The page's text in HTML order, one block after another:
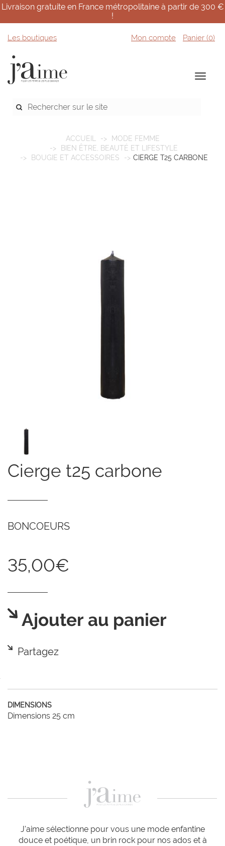
Livraison gratuite en France métropolitaine à partir de 300 €
!
Les boutiques Mon compte Panier (0)
ACCUEIL
MODE FEMME
BIEN ÊTRE, BEAUTÉ ET LIFESTYLE
BOUGIE ET ACCESSOIRES
CIERGE T25 CARBONE
cierge t25 carbone
BONCOEURS
35,00€
Ajouter au panier
Partagez
DIMENSIONS
Dimensions 25 cm
J'aime sélectionne pour vous une mode enfantine
douce et poétique, un brin rock pour nos ados et à